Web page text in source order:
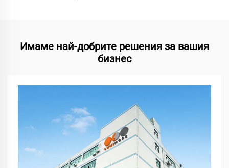
Имаме най-добрите решения за вашия
бизнес